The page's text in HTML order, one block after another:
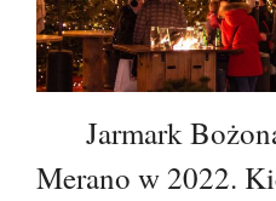
Jarmark
Merano w 2022.